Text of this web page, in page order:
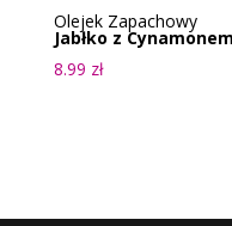
Olejek Zapachowy
Jabłko z Cynamonem
8.99 zł